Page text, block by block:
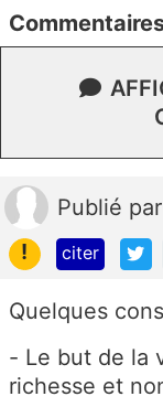
Publié par
!
citer
Quelques
- Le but de la
richesse et